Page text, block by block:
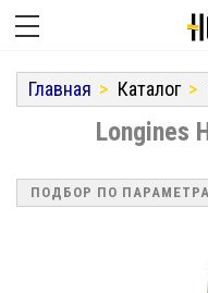
Главная Каталог
Longines
ПОДБОР ПО